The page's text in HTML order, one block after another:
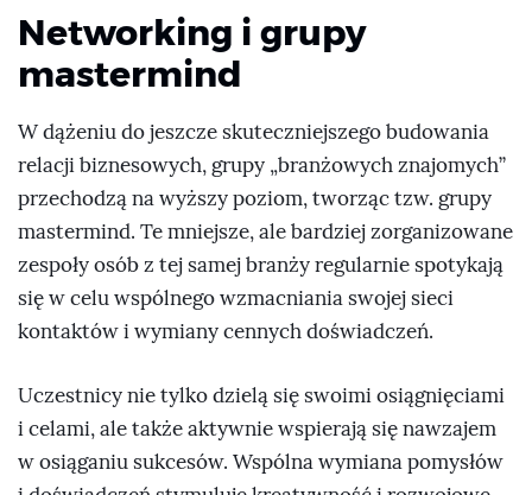
Networking i grupy
mastermind
W dążeniu do jeszcze skuteczniejszego budowania
relacji biznesowych, grupy „branżowych znajomych”
przechodzą na wyższy poziom, tworząc tzw. grupy
mastermind. Te mniejsze, ale bardziej zorganizowane
zespoły osób z tej samej branży regularnie spotykają
się w celu wspólnego wzmacniania swojej sieci
kontaktów i wymiany cennych doświadczeń.
Uczestnicy nie tylko dzielą się swoimi osiągnięciami
i celami, ale także aktywnie wspierają się nawzajem
w osiąganiu sukcesów. Wspólna wymiana pomysłów